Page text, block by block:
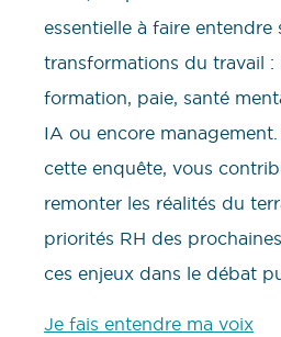
essentielle à faire entendre
transformations du travail :
formation, paie, santé
IA ou encore
cette enquête, vous
remonter les réalités du
priorités RH des
ces enjeux dans le débat
Je fais entendre ma voix